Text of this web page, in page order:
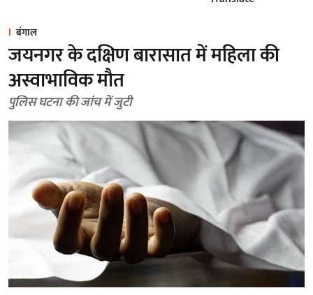
बंगाल
जयनगर के दक्षिण बारासात में महिला की
अस्वाभाविक मौत
पुलिस घटना की जांच में जुटी